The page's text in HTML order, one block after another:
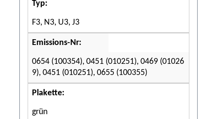
Typ:
F3, N3, U3, J3
Emissions-Nr:
0654 (100354), 0451 (010251), 0469 (01026
9), 0451 (010251), 0655 (100355)
Plakette:
grün